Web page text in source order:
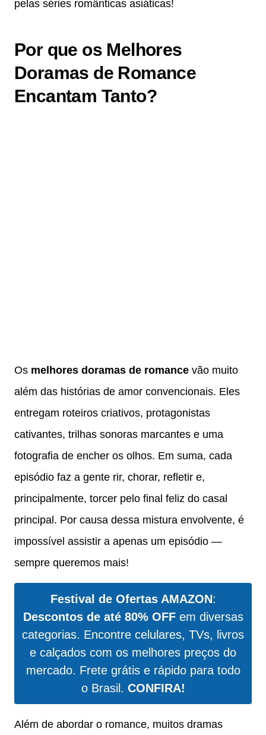
pelas séries românticas asiáticas!
Por que os Melhores
Doramas de Romance
Encantam Tanto?
Os melhores doramas de romance vão muito
além das histórias de amor convencionais. Eles
entregam roteiros criativos, protagonistas
cativantes, trilhas sonoras marcantes e uma
fotografia de encher os olhos. Em suma, cada
episódio faz a gente rir, chorar, refletir e,
principalmente, torcer pelo final feliz do casal
principal. Por causa dessa mistura envolvente, é
impossível assistir a apenas um episódio —
sempre queremos mais!
Festival de Ofertas AMAZON:
Descontos de até 80% OFFem diversas
categorias. Encontre celulares, TVs, livros
e calçados com os melhores preços do
mercado. Frete grátis e rápido para todo
o Brasil. CONFIRA!
Além de abordar o romance, muitos dramas